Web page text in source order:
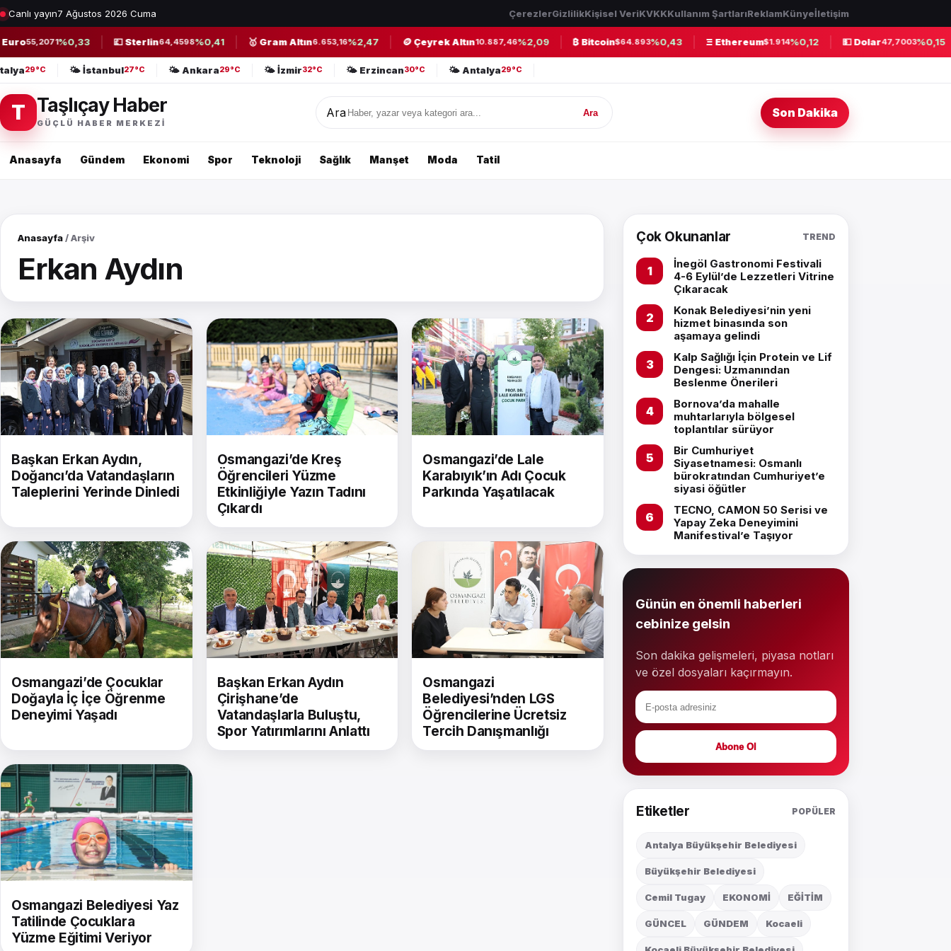
Canlı yayın7 Ağustos 2026 Cuma ÇerezlerGizlilikKişisel VeriKVKKKullanım ŞartlarıReklamKünyeİletişim
55,2071%0,33 💷 Sterlin64,4598%0,41 🥇 Gram Altın6.653,16%2,47 🪙 Çeyrek Altın10.887,46%2,09 ₿ Bitcoin$64.893%0,43 Ξ Ethereum$1.914%0,12 💵 Dolar47,7003%0,15
29°C 🌤️ İstanbul27°C 🌤️ Ankara29°C 🌤️ İzmir32°C 🌤️ Erzincan30°C 🌤️ Antalya29°C
T Taşlıçay Haber
GÜÇLÜ HABER MERKEZI
Ara Ara Son Dakika
Anasayfa Gündem Ekonomi Spor Teknoloji Sağlık Manşet Moda Tatil
Anasayfa/ Arşiv
Erkan Aydın
Başkan Erkan Aydın,
Doğancı’da Vatandaşların
Taleplerini Yerinde Dinledi
Osmangazi’de Kreş
Öğrencileri Yüzme
Etkinliğiyle Yazın Tadını
Çıkardı
Osmangazi’de Lale
Karabıyık’ın Adı Çocuk
Parkında Yaşatılacak
Osmangazi’de Çocuklar
Doğayla İç İçe Öğrenme
Deneyimi Yaşadı
Başkan Erkan Aydın
Çirişhane’de
Vatandaşlarla Buluştu,
Spor Yatırımlarını Anlattı
Osmangazi
Belediyesi’nden LGS
Öğrencilerine Ücretsiz
Tercih Danışmanlığı
Osmangazi Belediyesi Yaz
Tatilinde Çocuklara
Yüzme Eğitimi Veriyor
Çok Okunanlar TREND
İnegöl Gastronomi Festivali
4-6 Eylül’de Lezzetleri Vitrine
Çıkaracak
Konak Belediyesi’nin yeni
hizmet binasında son
aşamaya gelindi
Kalp Sağlığı İçin Protein ve Lif
Dengesi: Uzmanından
Beslenme Önerileri
Bornova’da mahalle
muhtarlarıyla bölgesel
toplantılar sürüyor
Bir Cumhuriyet
Siyasetnamesi: Osmanlı
bürokratından Cumhuriyet’e
siyasi öğütler
TECNO, CAMON 50 Serisi ve
Yapay Zeka Deneyimini
Manifestival’e Taşıyor
Günün en önemli haberleri
cebinize gelsin
Son dakika gelişmeleri, piyasa notları
ve özel dosyaları kaçırmayın.
Abone Ol
Etiketler POPÜLER
Antalya Büyükşehir Belediyesi
Büyükşehir Belediyesi
Cemil Tugay EKONOMİ EĞİTİM
GÜNCEL GÜNDEM Kocaeli